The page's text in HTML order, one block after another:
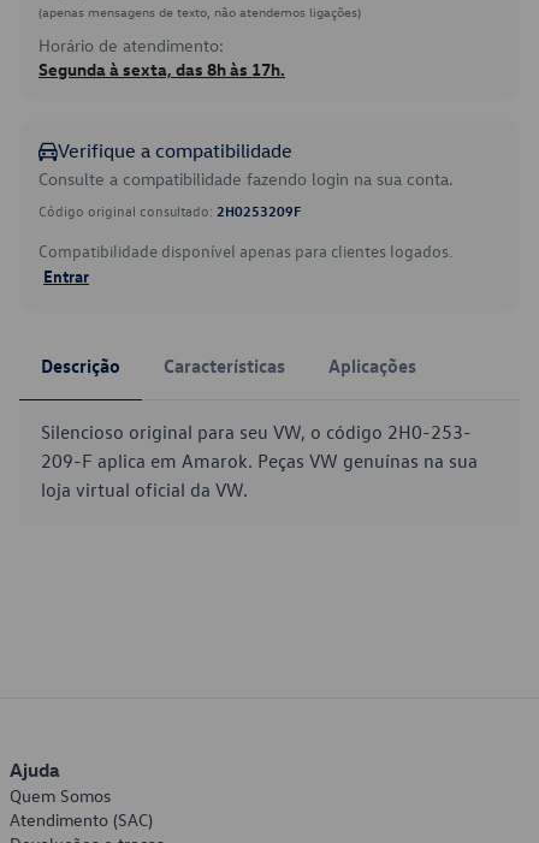
(apenas mensagens de texto, não atendemos ligações)
Horário de atendimento:
Segunda à sexta, das 8h às 17h.
Verifique a compatibilidade
Consulte a compatibilidade fazendo login na sua conta.
Código original consultado: 2H0253209F
Compatibilidade disponível apenas para clientes logados.
Entrar
Descrição Características Aplicações
Silencioso original para seu VW, o código 2H0-253-
209-F aplica em Amarok. Peças VW genuínas na sua
loja virtual oficial da VW.
Ajuda
Quem Somos
Atendimento (SAC)